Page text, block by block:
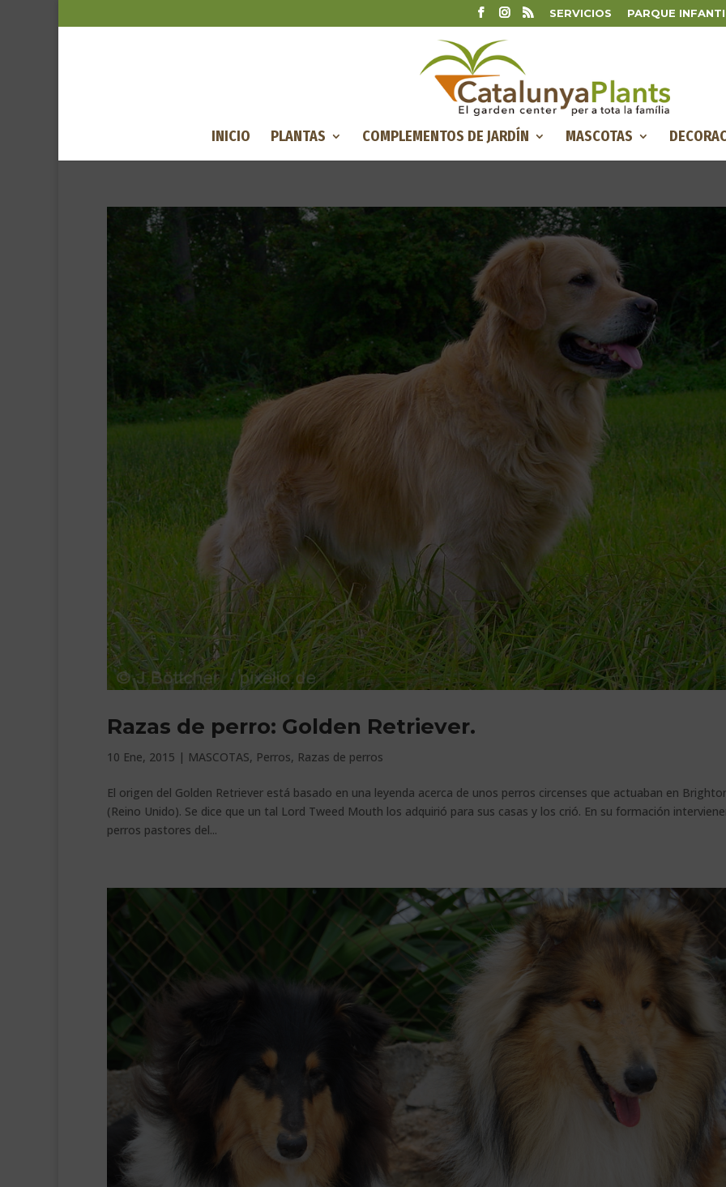
SERVICIOS PARQUE
INICIO PLANTAS COMPLEMENTOS DE JARDÍN MASCOTAS
Razas de perro: Golden Retriever.
10 Ene, 2015 | MASCOTAS, Perros, Razas de perros
El origen del Golden Retriever está basado en una leyenda acerca de unos perros circenses que actuaban en
(Reino Unido). Se dice que un tal Lord Tweed Mouth los adquirió para sus casas y los crió. En su formación
perros pastores del...